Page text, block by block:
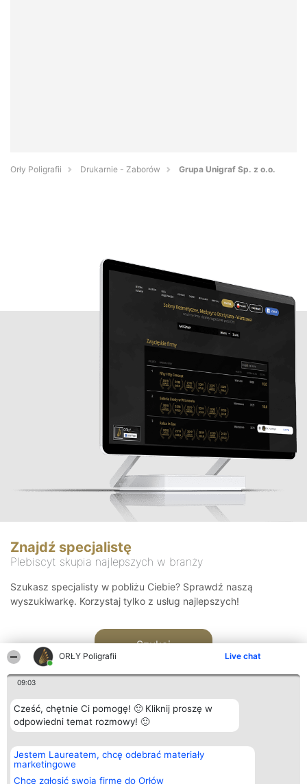
ORŁY Poligrafii Live chat
09:03
Cześć, chętnie Ci pomogę! 🙂 Kliknij proszę w
odpowiedni temat rozmowy! 🙂
Jestem Laureatem, chcę odebrać materiały
marketingowe
Chcę zgłosić swoją firmę do Orłów
Orły Poligrafii Drukarnie - Zaborów Grupa Unigraf Sp. z o.o.
Znajdź specjalistę
Plebiscyt skupia najlepszych w branży
Szukasz specjalisty w pobliżu Ciebie? Sprawdź naszą
wyszukiwarkę. Korzystaj tylko z usług najlepszych!
Szukaj
Organizator plebiscytu
Bright Side Solutions sp. z o.
o. sp. k.
ul. Ruska 22
Plebiscyt
Laureaci
wszystkich
Kontakt
Kontakt